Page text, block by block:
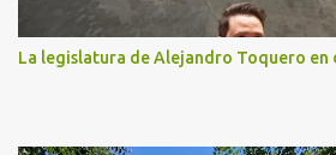
La legislatura de Alejandro Toquero en